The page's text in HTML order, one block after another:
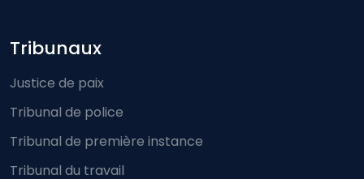
Footer-menu
Tribunaux
Justice de paix
Tribunal de police
Tribunal de première instance
Tribunal du travail